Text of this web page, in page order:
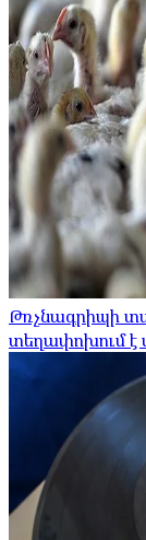
Թռչնագրիպի
տեղափոխում